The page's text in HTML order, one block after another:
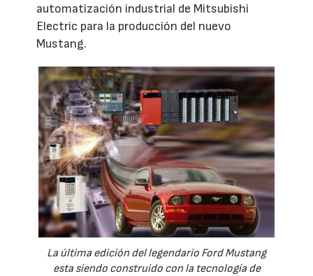
automatización industrial de Mitsubishi
Electric para la producción del nuevo
Mustang.
La última edición del legendario Ford Mustang
esta siendo construido con la tecnología de